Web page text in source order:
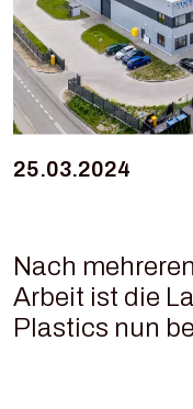
25.03.2024
Nach
Arbeit ist die
Plastics nun